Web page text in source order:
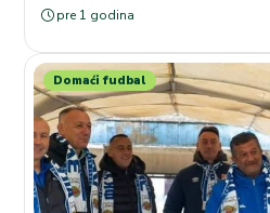
pre 1 godina
Domaći fudbal